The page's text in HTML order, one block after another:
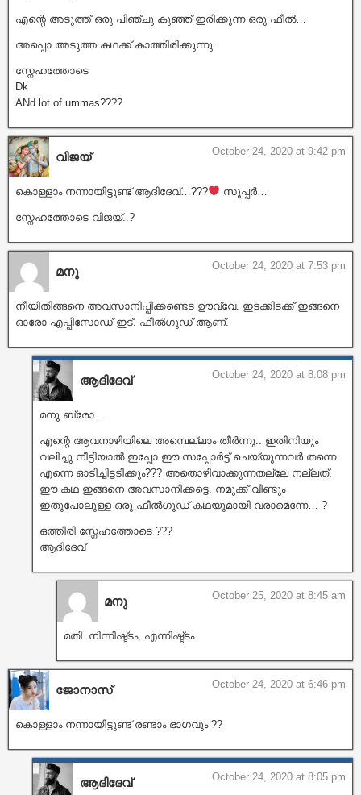
എന്റെ അടുത്ത് ഒരു പിഞ്ചു കുഞ്ഞ് ഇരിക്കുന്ന ഒരു ഫീൽ…
അപ്പൊ അടുത്ത കഥക്ക് കാത്തിരിക്കുന്നു..
സ്നേഹത്തോടെ
Dk
ANd lot of ummas????
വിജയ് October 24, 2020 at 9:42 pm
കൊള്ളാം നന്നായിട്ടുണ്ട് ആദിദേവ്…??? സൂപ്പർ…
സ്നേഹത്തോടെ വിജയ്..?
മനു October 24, 2020 at 7:53 pm
നീയിതിങ്ങനെ അവസാനിപ്പിക്കണ്ടെട ഊവ്വേ. ഇടക്കിടക്ക് ഇങ്ങനെ
ഓരോ എപ്പിസോഡ് ഇട്. ഫീല്‍ഗുഡ് ആണ്.
ആദിദേവ് October 24, 2020 at 8:08 pm
മനു ബ്രോ…
എന്റെ ആവനാഴിയിലെ അമ്പെല്ലാം തീർന്നു.. ഇതിനിയും
വലിച്ചു നീട്ടിയാൽ ഇപ്പോ ഈ സപ്പോർട്ട് ചെയ്യുന്നവർ തന്നെ
എന്നെ ഓടിച്ചിട്ടടിക്കും??? അതൊഴിവാക്കുന്നതല്ലേ നല്ലത്.
ഈ കഥ ഇങ്ങനെ അവസാനിക്കട്ടെ. നമുക്ക് വീണ്ടും
ഇതുപോലുള്ള ഒരു ഫീൽഗുഡ് കഥയുമായി വരാമെന്നേ… ?
ഒത്തിരി സ്നേഹത്തോടെ ???
ആദിദേവ്
മനു October 25, 2020 at 8:45 am
മതി. നിന്നിഷ്ട്ടം, എന്നിഷ്ട്ടം
ജോനാസ് October 24, 2020 at 6:46 pm
കൊള്ളാം നന്നായിട്ടുണ്ട് രണ്ടാം ഭാഗവും ??
ആദിദേവ് October 24, 2020 at 8:05 pm